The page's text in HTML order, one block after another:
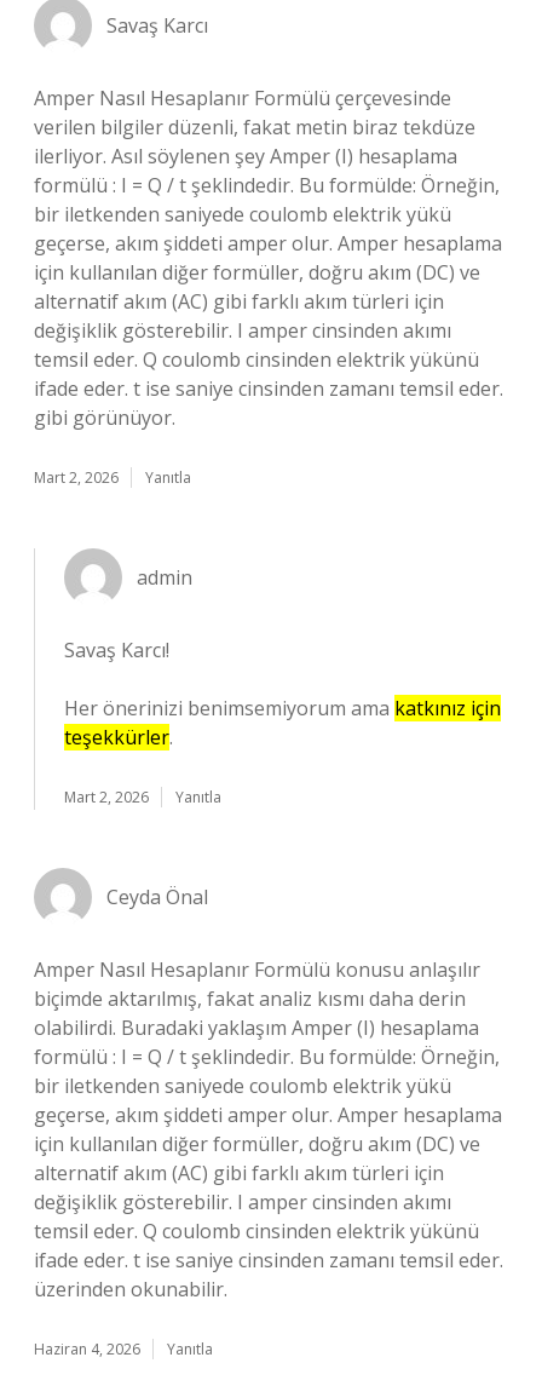
Savaş Karcı
Amper Nasıl Hesaplanır Formülü çerçevesinde
verilen bilgiler düzenli, fakat metin biraz tekdüze
ilerliyor. Asıl söylenen şey Amper (I) hesaplama
formülü : I = Q / t şeklindedir. Bu formülde: Örneğin,
bir iletkenden saniyede coulomb elektrik yükü
geçerse, akım şiddeti amper olur. Amper hesaplama
için kullanılan diğer formüller, doğru akım (DC) ve
alternatif akım (AC) gibi farklı akım türleri için
değişiklik gösterebilir. I amper cinsinden akımı
temsil eder. Q coulomb cinsinden elektrik yükünü
ifade eder. t ise saniye cinsinden zamanı temsil eder.
gibi görünüyor.
Mart 2, 2026 Yanıtla
admin
Savaş Karcı!
Her önerinizi benimsemiyorum ama katkınız için
teşekkürler.
Mart 2, 2026 Yanıtla
Ceyda Önal
Amper Nasıl Hesaplanır Formülü konusu anlaşılır
biçimde aktarılmış, fakat analiz kısmı daha derin
olabilirdi. Buradaki yaklaşım Amper (I) hesaplama
formülü : I = Q / t şeklindedir. Bu formülde: Örneğin,
bir iletkenden saniyede coulomb elektrik yükü
geçerse, akım şiddeti amper olur. Amper hesaplama
için kullanılan diğer formüller, doğru akım (DC) ve
alternatif akım (AC) gibi farklı akım türleri için
değişiklik gösterebilir. I amper cinsinden akımı
temsil eder. Q coulomb cinsinden elektrik yükünü
ifade eder. t ise saniye cinsinden zamanı temsil eder.
üzerinden okunabilir.
Haziran 4, 2026 Yanıtla